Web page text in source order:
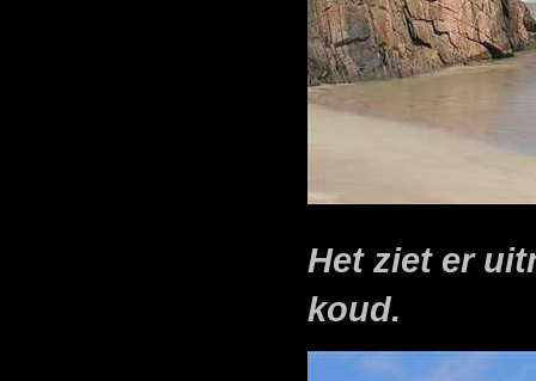
Het ziet er
koud.